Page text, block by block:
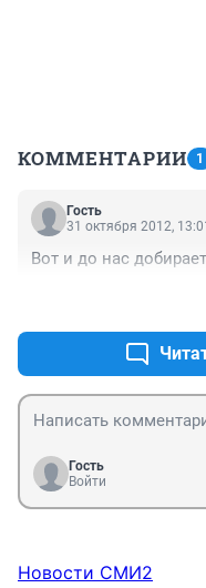
КОММЕНТАРИИ 1
Гость
31 октября 2012, 13:01
Вот и до нас
Гость
Войти
Новости СМИ2